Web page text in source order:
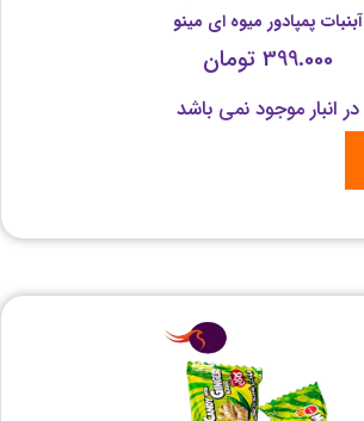
آبنبات پمپادور میوه ای مینو
399.000 تومان
در انبار موجود نمی باشد